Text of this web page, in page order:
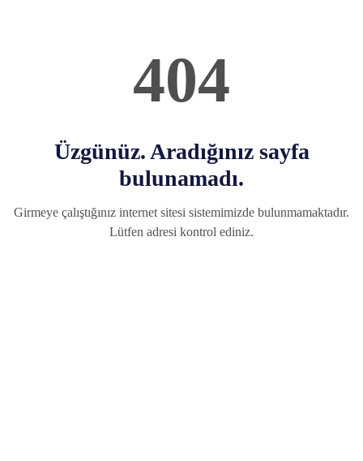
404
Üzgünüz. Aradığınız sayfa
bulunamadı.
Girmeye çalıştığınız internet sitesi sistemimizde bulunmamaktadır.
Lütfen adresi kontrol ediniz.